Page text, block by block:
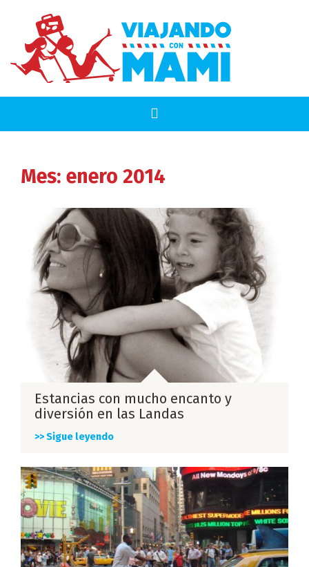
Mes: enero 2014
Estancias con mucho encanto y
diversión en las Landas
>> Sigue leyendo